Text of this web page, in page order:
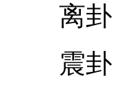
离卦
震卦